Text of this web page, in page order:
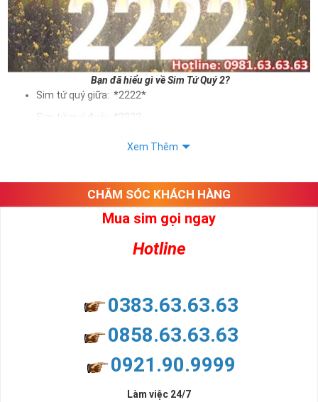
Bạn đã hiểu gì về Sim Tứ Quý 2?
Sim tứ quý giữa: *2222*
Sim tứ quý đuôi: *2222
như sự sắp xếp của các con số trong sim.
Ý nghĩa sim tứ quý 2
nhiều thành công, thăng tiến hơn.
và tính hai mặt. Số 2 thúc giục chúng ta lựa chọn, dựa vào những
đời, nơi bạn phải đưa ra những quyết định quan trọng.
Xem Thêm
CHĂM SÓC KHÁCH HÀNG
Mua sim gọi ngay
Hotline
0383.63.63.63
0858.63.63.63
0921.90.9999
Làm việc 24/7